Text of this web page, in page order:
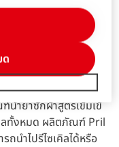
ดสภาพดินฟ้าอากาศ
รซีดจาง เนื่องจาก
วของเรา ปัจจุบันเรา
มารถทำสีผมได้โดยไม่
บผลกระทบของ
ำสี โดยทำงานอย่าง
าผลิตภัณฑ์ ข้อมูลเชิง
ดยเฉพาะแนวทางของ
ลึกเกี่ยวกับการฟื้นฟูสี
การบรรยายสรุปโดย
วามร่วมมืออย่างใกล้
ง มักเกี่ยวข้องกับการ
การดูแล ความเงา
ะให้ช่างทำผมทำในสิ่ง
ด้าน” ตามการออกแบบ
ารพัฒนาวิธีทดสอบ
ากกว่า 15 ปี ใน
าะของ Phenion
ลเพิ่มเติมทาง
ละใบเสนอราคา
เคิลทำเป็นบรรจุภัณฑ์
วชาญเหล่านี้สามารถ
ตภัณฑ์พร้อมกับสร้าง
ด้วย
ด้แก่ ผลิตภัณฑ์ all free
น้ำยาซักผ้าสูตรเข้มเข้
ลทั้งหมด ผลิตภัณฑ์ Pril
นำไปรีไซเคิลได้หรือ